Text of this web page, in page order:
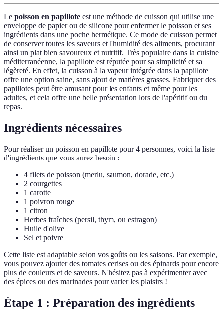
Le poisson en papillote est une méthode de cuisson qui utilise une
enveloppe de papier ou de silicone pour enfermer le poisson et ses
ingrédients dans une poche hermétique. Ce mode de cuisson permet
de conserver toutes les saveurs et l'humidité des aliments, procurant
ainsi un plat bien savoureux et nutritif. Très populaire dans la cuisine
méditerranéenne, la papillote est réputée pour sa simplicité et sa
légèreté. En effet, la cuisson à la vapeur intégrée dans la papillote
offre une option saine, sans ajout de matières grasses. Fabriquer des
papillotes peut être amusant pour les enfants et même pour les
adultes, et cela offre une belle présentation lors de l'apéritif ou du
repas.
Ingrédients nécessaires
Pour réaliser un poisson en papillote pour 4 personnes, voici la liste
d'ingrédients que vous aurez besoin :
4 filets de poisson (merlu, saumon, dorade, etc.)
2 courgettes
1 carotte
1 poivron rouge
1 citron
Herbes fraîches (persil, thym, ou estragon)
Huile d'olive
Sel et poivre
Cette liste est adaptable selon vos goûts ou les saisons. Par exemple,
vous pouvez ajouter des tomates cerises ou des épinards pour encore
plus de couleurs et de saveurs. N'hésitez pas à expérimenter avec
des épices ou des marinades pour varier les plaisirs !
Étape 1 : Préparation des ingrédients